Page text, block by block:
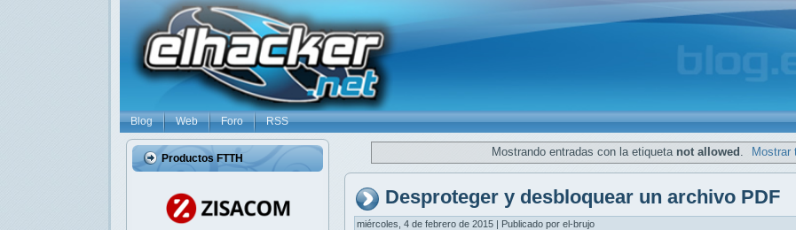
Blog Web Foro RSS
Productos FTTH
Mostrando entradas con la etiqueta not allowed Mostrar
Desproteger y desbloquear un archivo PDF
miércoles, 4 de febrero de 2015 | Publicado por el-brujo